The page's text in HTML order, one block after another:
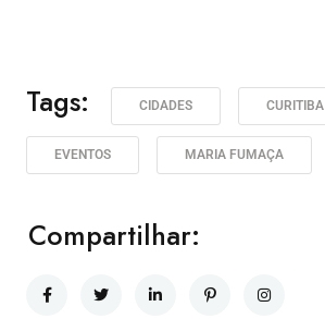
Tags: CIDADES CURITIBA
EVENTOS MARIA FUMAÇA
Compartilhar: